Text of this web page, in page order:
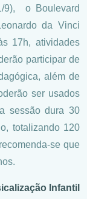
9),
o Boulevard
da Vinci
17h, atividades
participar de
além de
ser usados
sessão dura 30
totalizando 120
se que
Infantil